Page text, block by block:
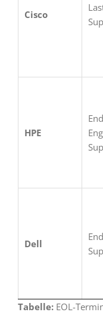
Cisco
HPE
Dell
Tabelle:EOL-